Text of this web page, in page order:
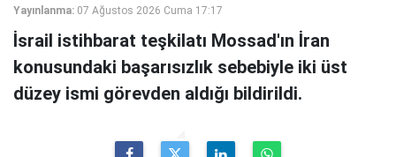
Yayınlanma: 07 Ağustos 2026 Cuma 17:17
İsrail istihbarat teşkilatı Mossad'ın İran
konusundaki başarısızlık sebebiyle iki üst
düzey ismi görevden aldığı bildirildi.